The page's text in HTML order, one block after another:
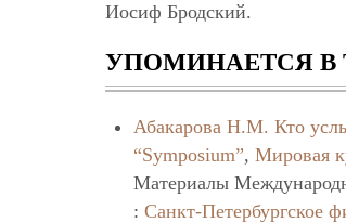
Иосиф Бродский.
УПОМИНАЕТСЯ В
Абакарова Н.М. Кто
“Symposium”,Мировая
Материалы
:Санкт-Петербургское